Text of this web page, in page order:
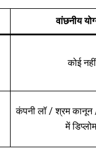
वांछनीय
कोई नहीं
कंपनी लॉ / श्रम
में